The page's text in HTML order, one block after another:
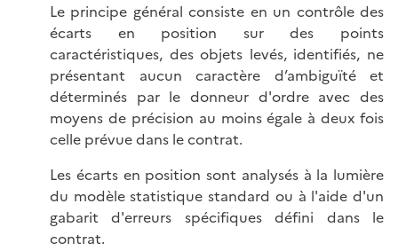
Le principe général consiste en un contrôle des
écarts en position sur des points
caractéristiques, des objets levés, identifiés, ne
présentant aucun caractère d’ambiguïté et
déterminés par le donneur d'ordre avec des
moyens de précision au moins égale à deux fois
celle prévue dans le contrat.
Les écarts en position sont analysés à la lumière
du modèle statistique standard ou à l'aide d'un
gabarit d'erreurs spécifiques défini dans le
contrat.